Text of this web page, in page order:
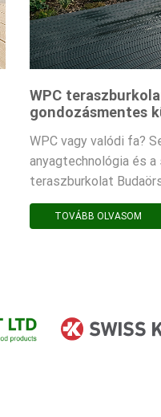
WPC
gondozásmentes
WPC vagy valódi fa?
anyagtechnológia és a
teraszburkolat
TOVÁBB OLVASOM